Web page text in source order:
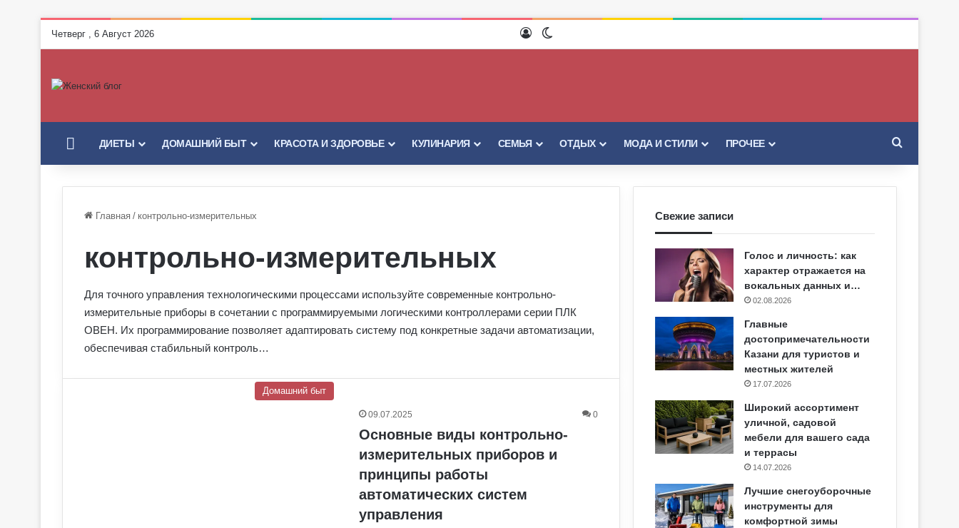
Четверг , 6 Август 2026 ВойтиSwitch skin
ГЛАВНАЯ
ДИЕТЫ ДОМАШНИЙ БЫТ КРАСОТА И ЗДОРОВЬЕ КУЛИНАРИЯ СЕМЬЯ ОТДЫХ МОДА И СТИЛИ ПРОЧЕЕ
Главная / контрольно-измерительных
контрольно-измерительных
Для точного управления технологическими процессами используйте современные контрольно-
измерительные приборы в сочетании с программируемыми логическими контроллерами серии ПЛК
ОВЕН. Их программирование позволяет адаптировать систему под конкретные задачи автоматизации,
обеспечивая стабильный контроль…
Домашний быт
09.07.2025 0
Основные виды контрольно-
измерительных приборов и
принципы работы
автоматических систем
управления
Свежие записи
Голос и личность: как
характер отражается на
вокальных данных и…
02.08.2026
Главные
достопримечательности
Казани для туристов и
местных жителей
17.07.2026
Широкий ассортимент
уличной, садовой
мебели для вашего сада
и террасы
14.07.2026
Лучшие снегоуборочные
инструменты для
комфортной зимы